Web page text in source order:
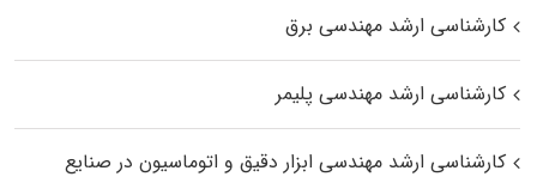
کارشناسی ارشد مهندسی برق
کارشناسی ارشد مهندسی پلیمر
کارشناسی ارشد مهندسی ابزار دقیق و اتوماسیون در صنایع